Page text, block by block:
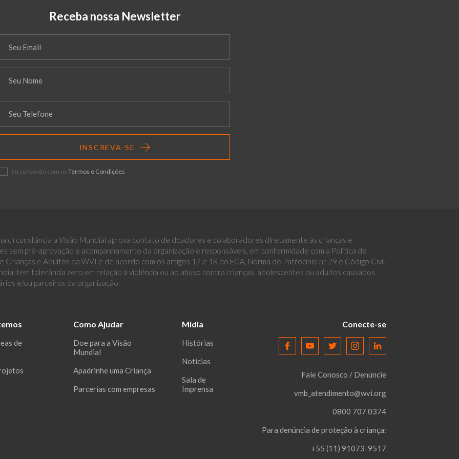
Receba nossa Newsletter
INSCREVA-SE
Eu concordo com os Termos e Condições.
circunstância a Visão Mundial aprova contato de doadores e colaboradores diretamente às crianças e
sem pré-aprovação e acompanhamento da organização e responsáveis, em conformidade com a Política de
Crianças e Adultos da WVI e de acordo com os artigos 17 e 18 do ECA, Norma de Patrocínio nr 29 e Código Civil.
tem tolerância zero em relação à violência ou ao abuso contra crianças, adolescentes ou adultos causados
e/ou parceiros da organização.
de
Como Ajudar
Doe para a Visão
Mundial
Apadrinhe uma Criança
Parcerias com empresas
Mídia
Histórias
Notícias
Sala de
Imprensa
Conecte-se
Fale Conosco / Denuncie
vmb_atendimento@wvi.org
0800 707 0374
Para denúncia de proteção à criança:
+55 (11) 91073-9517